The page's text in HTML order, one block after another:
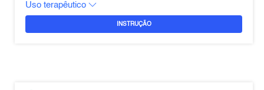
Uso terapêutico
INSTRUÇÃO